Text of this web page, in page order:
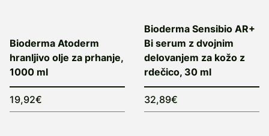
Bioderma Atoderm
hranljivo olje za prhanje,
1000 ml
19,92€
Bioderma Sensibio AR+
Bi serum z dvojnim
delovanjem za kožo z
rdečico, 30 ml
32,89€